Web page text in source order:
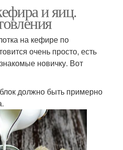
и яиц.
на кефире по
очень просто, есть
новичку. Вот
должно быть примерно